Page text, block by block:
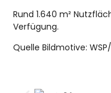
Rund 1.640 m²
Verfügung.
Quelle Bildmotive: